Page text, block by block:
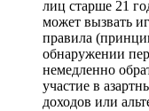
лиц старше 21
может вызвать
правила
обнаружении
немедленно
участие в
доходов или